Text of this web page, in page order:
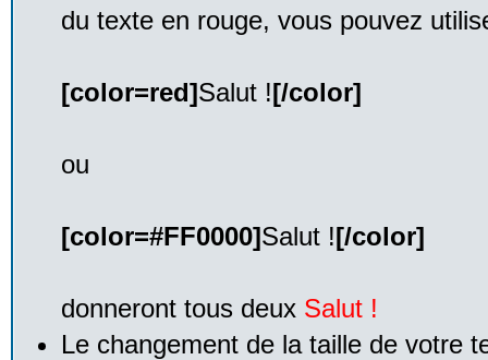
du texte en rouge, vous pouvez
[color=red]Salut ![/color]
ou
[color=#FF0000]Salut ![/color]
donneront tous deux Salut !
Le changement de la taille de votre